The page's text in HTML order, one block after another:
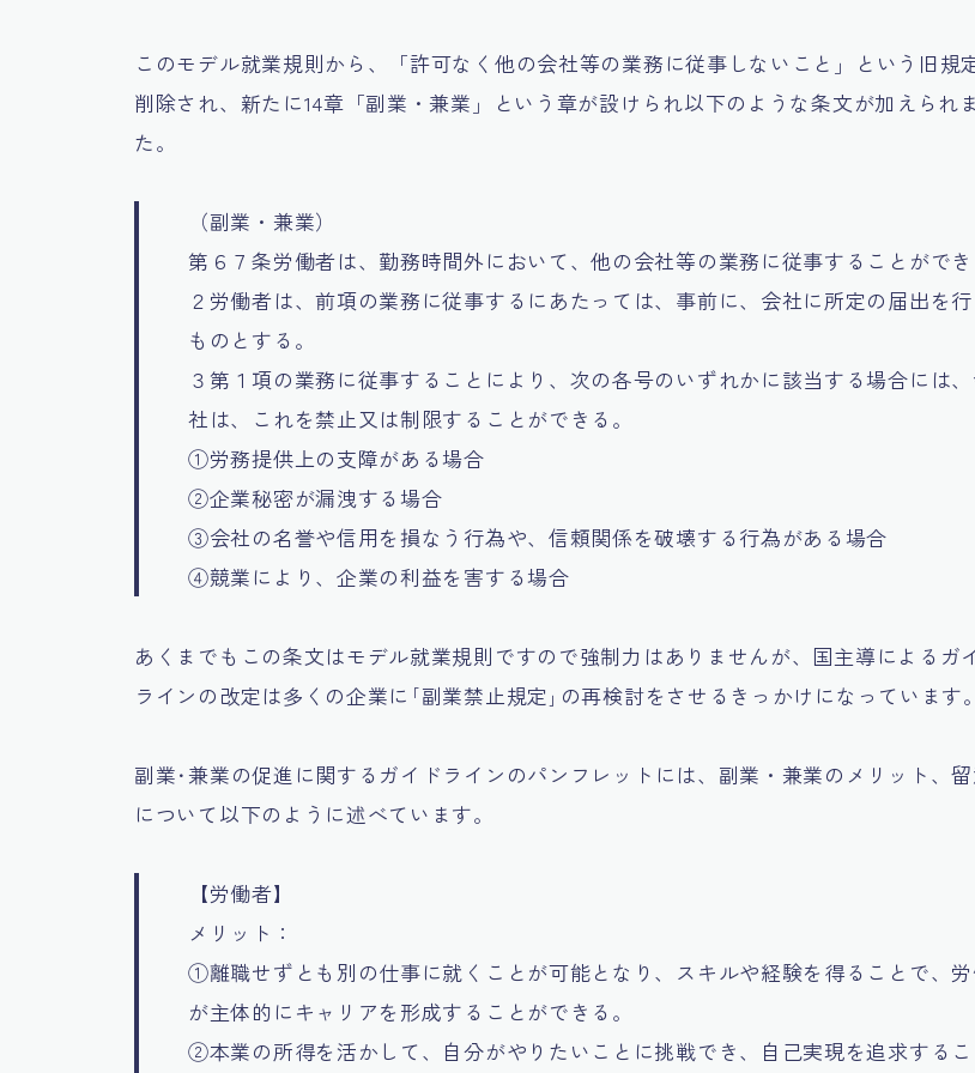
このモデル就業規則から、「許可なく他の会社等の業務に従事しないこと」という旧規
削除され、新たに14章「副業・兼業」という章が設けられ以下のような条文が加えられ
た。
（副業・兼業）
第６７条労働者は、勤務時間外において、他の会社等の業務に従事することができ
２労働者は、前項の業務に従事するにあたっては、事前に、会社に所定の届出を行
ものとする。
３第１項の業務に従事することにより、次の各号のいずれかに該当する場合には
社は、これを禁止又は制限することができる。
①労務提供上の支障がある場合
②企業秘密が漏洩する場合
③会社の名誉や信用を損なう行為や、信頼関係を破壊する行為がある場合
④競業により、企業の利益を害する場合
あくまでもこの条文はモデル就業規則ですので強制力はありませんが、国主導によるガ
ラインの改定は多くの企業に｢副業禁止規定｣の再検討をさせるきっかけになっています。
副業･兼業の促進に関するガイドラインのパンフレットには、副業・兼業のメリット、
について以下のように述べています。
【労働者】
メリット：
①離職せずとも別の仕事に就くことが可能となり、スキルや経験を得ることで、
が主体的にキャリアを形成することができる。
②本業の所得を活かして、自分がやりたいことに挑戦でき、自己実現を追求する